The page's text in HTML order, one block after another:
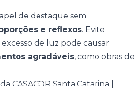
de destaque sem
e reflexos. Evite
de luz pode causar
agradáveis, como obras de